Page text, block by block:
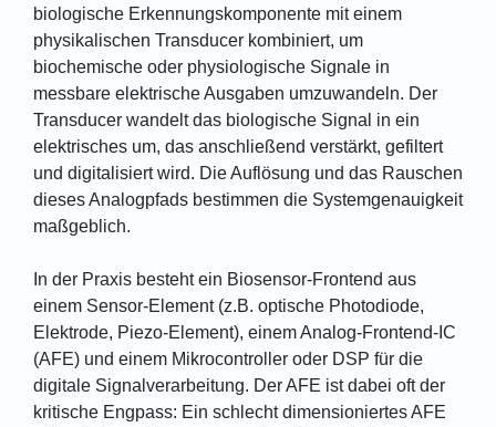
biologische Erkennungskomponente mit einem
physikalischen Transducer kombiniert, um
biochemische oder physiologische Signale in
messbare elektrische Ausgaben umzuwandeln. Der
Transducer wandelt das biologische Signal in ein
elektrisches um, das anschließend verstärkt, gefiltert
und digitalisiert wird. Die Auflösung und das Rauschen
dieses Analogpfads bestimmen die Systemgenauigkeit
maßgeblich.
In der Praxis besteht ein Biosensor-Frontend aus
einem Sensor-Element (z.B. optische Photodiode,
Elektrode, Piezo-Element), einem Analog-Frontend-IC
(AFE) und einem Mikrocontroller oder DSP für die
digitale Signalverarbeitung. Der AFE ist dabei oft der
kritische Engpass: Ein schlecht dimensioniertes AFE